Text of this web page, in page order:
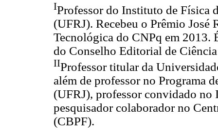
IProfessor do Instituto de Física
(UFRJ). Recebeu o Prêmio
Tecnológica do CNPq em 2013.
do Conselho Editorial de
IIProfessor titular da
além de professor no Programa
(UFRJ), professor convidado
pesquisador colaborador no
(CBPF).